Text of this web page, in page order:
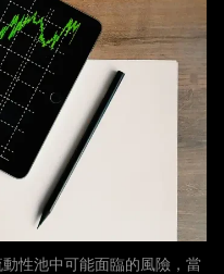
性池中可能面臨的風險，當